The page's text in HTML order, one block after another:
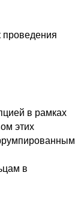
проведения
в рамках
этих
в